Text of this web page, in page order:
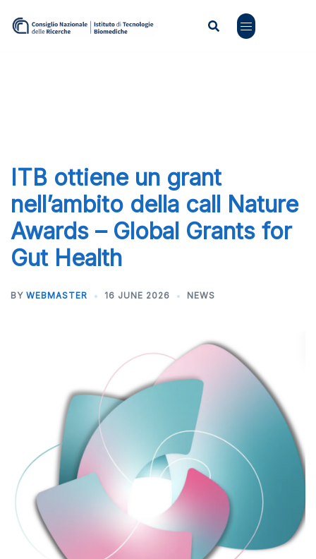
ITB ottiene un grant
nell’ambito della call Nature
Awards – Global Grants for
Gut Health
BY WEBMASTER 16 JUNE 2026 NEWS